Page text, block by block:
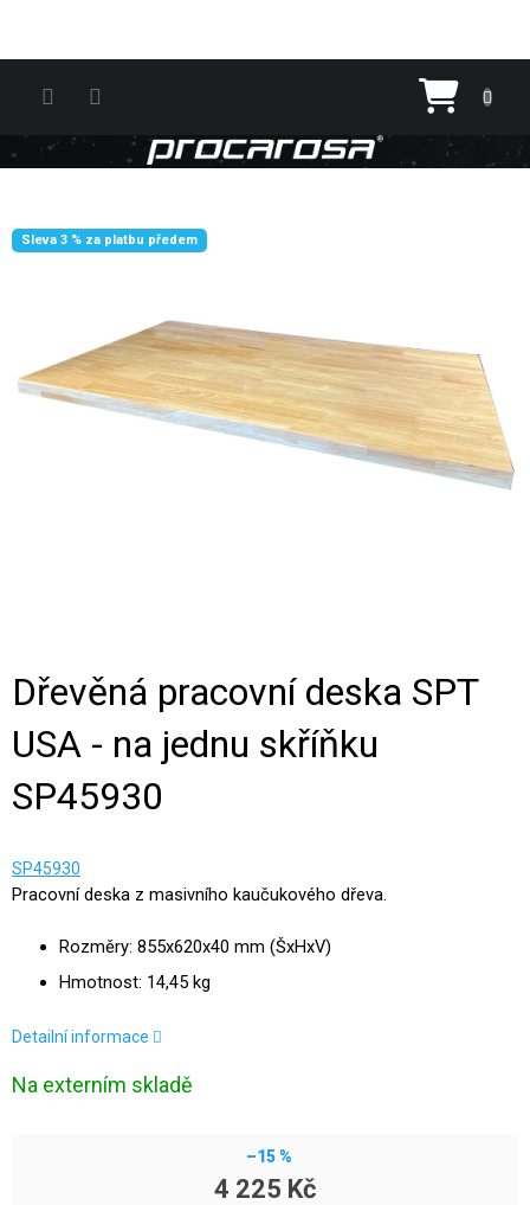
Sleva 3 % za platbu předem
Dřevěná pracovní deska SPT
USA - na jednu skříňku
SP45930
SP45930
Pracovní deska z masivního kaučukového dřeva.
Rozměry: 855x620x40 mm (ŠxHxV)
Hmotnost: 14,45 kg
Detailní informace
Na externím skladě
–15 %
4 225 Kč